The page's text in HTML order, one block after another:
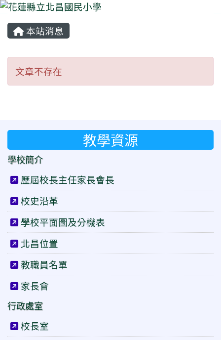
本站消息
文章不存在
文章不存在
教學資源
學校簡介
歷屆校長主任家長會長
校史沿革
學校平面圖及分機表
北昌位置
教職員名單
家長會
行政處室
校長室